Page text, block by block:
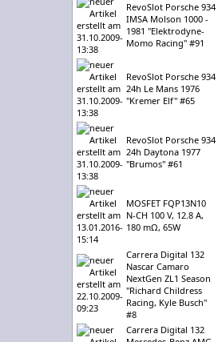
RevoSlot Porsche 934
IMSA Molson 1000 -
1981 "Elektrodyne-
Momo Racing" #91
RevoSlot Porsche 934
24h Le Mans 1976
"Kremer Elf" #65
RevoSlot Porsche 934
24h Daytona 1977
"Brumos" #61
MOSFET FQP13N10
N-CH 100 V, 12.8 A,
180 mΩ, 65W
Carrera Digital 132
Nascar Camaro
NextGen ZL1 Season
"Richard Childress
Racing, Kyle Busch"
#8
Carrera Digital 132